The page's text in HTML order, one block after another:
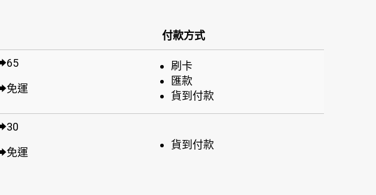
付款方式
免運
刷卡
匯款
貨到付款
免運
貨到付款